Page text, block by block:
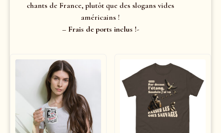
chants de France, plutôt que des slogans vides
américains !
– Frais de ports inclus !-